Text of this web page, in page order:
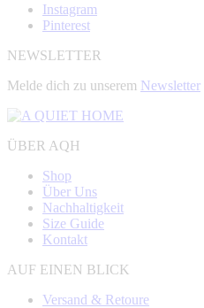
Instagram
Pinterest
NEWSLETTER
Melde dich zu unserem Newsletter
ÜBER AQH
Shop
Über Uns
Nachhaltigkeit
Size Guide
Kontakt
AUF EINEN BLICK
Versand & Retoure